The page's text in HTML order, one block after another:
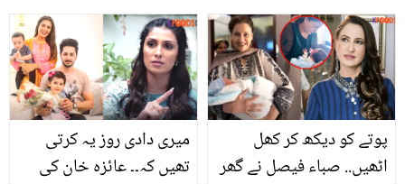
میری دادی روز یہ کرتی
تھیں کہ۔۔ عائزہ خان کی
پوتے کو دیکھ کر کھل
اٹھیں.. صباء فیصل نے گھر